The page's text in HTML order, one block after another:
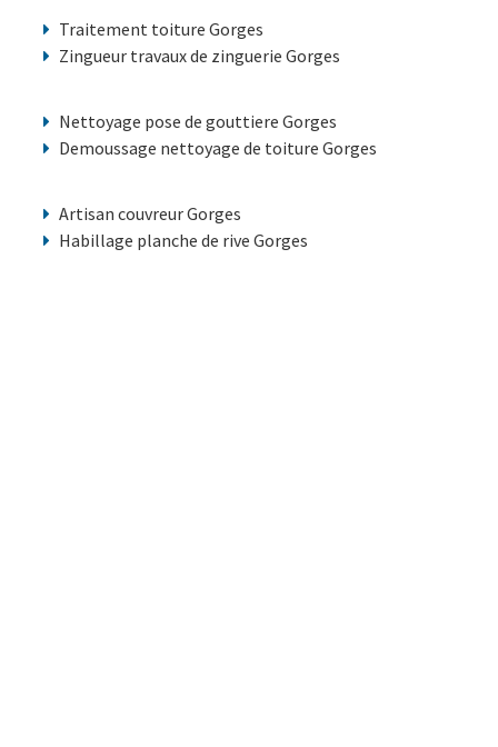
Traitement toiture Gorges
Zingueur travaux de zinguerie Gorges
Nettoyage pose de gouttiere Gorges
Demoussage nettoyage de toiture Gorges
Artisan couvreur Gorges
Habillage planche de rive Gorges